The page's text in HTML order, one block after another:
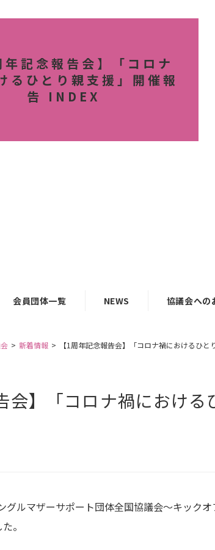
会員団体一覧 NEWS 協議会への
新着情報 【1周年記念報告会】「コロナ禍におけるひと
会】「コロナ禍におけ
グルマザーサポート団体全国協議会～キック
。